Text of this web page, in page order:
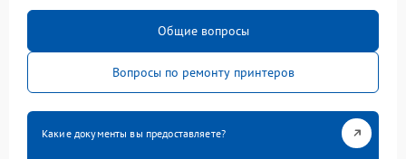
Общие вопросы
Вопросы по ремонту принтеров
Какие документы вы предоставляете?